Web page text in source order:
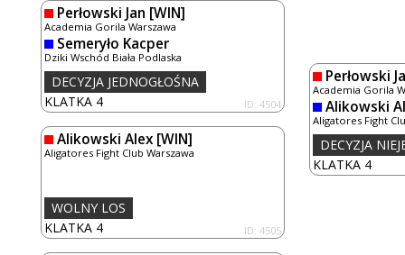
Perłowski Jan [WIN]
Academia Gorila Warszawa
Semeryło Kacper
Dziki Wschód Biała Podlaska
KLATKA 4 ID: 4504
DECYZJA JEDNOGŁOŚNA
Alikowski Alex [WIN]
Aligatores Fight Club Warszawa
KLATKA 4 ID: 4505
WOLNY LOS
Perłowski
Academia Gorila
Alikowski
Aligatores Fight
KLATKA 4
DECYZJA